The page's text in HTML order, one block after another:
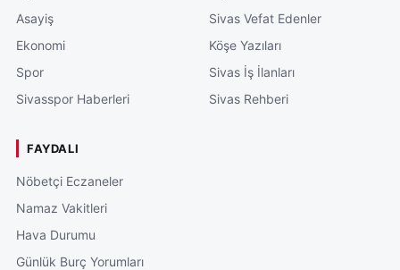
Asayiş
Ekonomi
Spor
Sivasspor Haberleri
Sivas Vefat Edenler
Köşe Yazıları
Sivas İş İlanları
Sivas Rehberi
FAYDALI
Nöbetçi Eczaneler
Namaz Vakitleri
Hava Durumu
Günlük Burç Yorumları